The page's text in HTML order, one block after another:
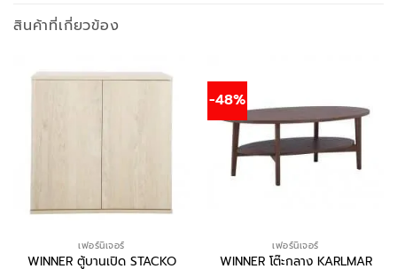
สินค้าที่เกี่ยวข้อง
เฟอร์นิเจอร์
WINNER ตู้บานเปิด STACKO
-48%
เฟอร์นิเจอร์
WINNER โต๊ะกลาง KARLMAR